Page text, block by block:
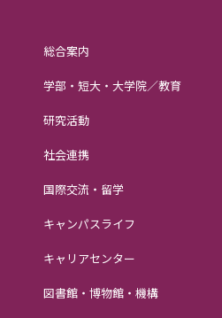
総合案内
学部・短大・大学院／教育
研究活動
社会連携
国際交流・留学
キャンパスライフ
キャリアセンター
図書館・博物館・機構